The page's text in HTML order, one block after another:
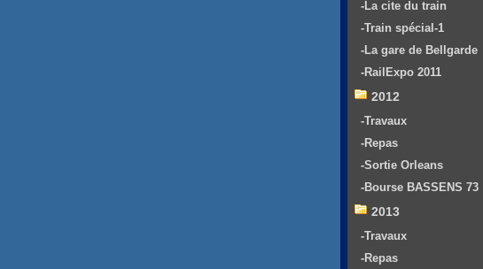
-La cite du train
-Train spécial-1
-La gare de Bellgarde
-RailExpo 2011
2012
-Travaux
-Repas
-Sortie Orleans
-Bourse BASSENS 73
2013
-Travaux
-Repas